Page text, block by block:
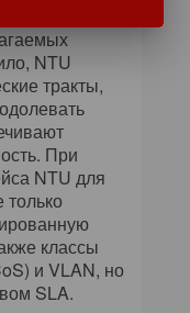
NTU
тракты,
При
NTU для
классы
и VLAN, но
SLA.